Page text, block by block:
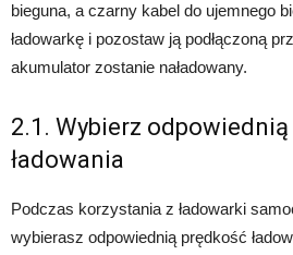
bieguna, a czarny kabel do ujemnego
ładowarkę i pozostaw ją podłączoną
akumulator zostanie naładowany.
2.1. Wybierz
ładowania
Podczas korzystania z ładowarki
wybierasz odpowiednią prędkość